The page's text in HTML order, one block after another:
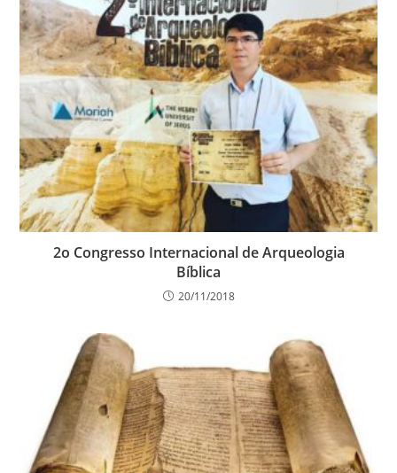
2o Congresso Internacional de Arqueologia
Bíblica
20/11/2018